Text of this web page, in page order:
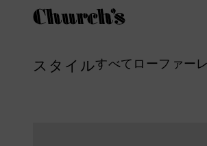
スタイルすべて ローファー